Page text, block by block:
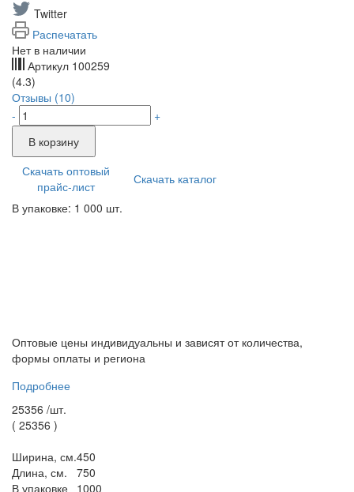
Twitter
Распечатать
Нет в наличии
Артикул 100259
(4.3)
Отзывы (10)
-
+
В корзину
Скачать оптовый
прайс-лист
Скачать каталог
В упаковке: 1 000 шт.
Оптовые цены индивидуальны и зависят от количества,
формы оплаты и региона
Подробнее
25356 /шт.
( 25356 )
Ширина, см.450
Длина, см.
750
В упаковке 1000